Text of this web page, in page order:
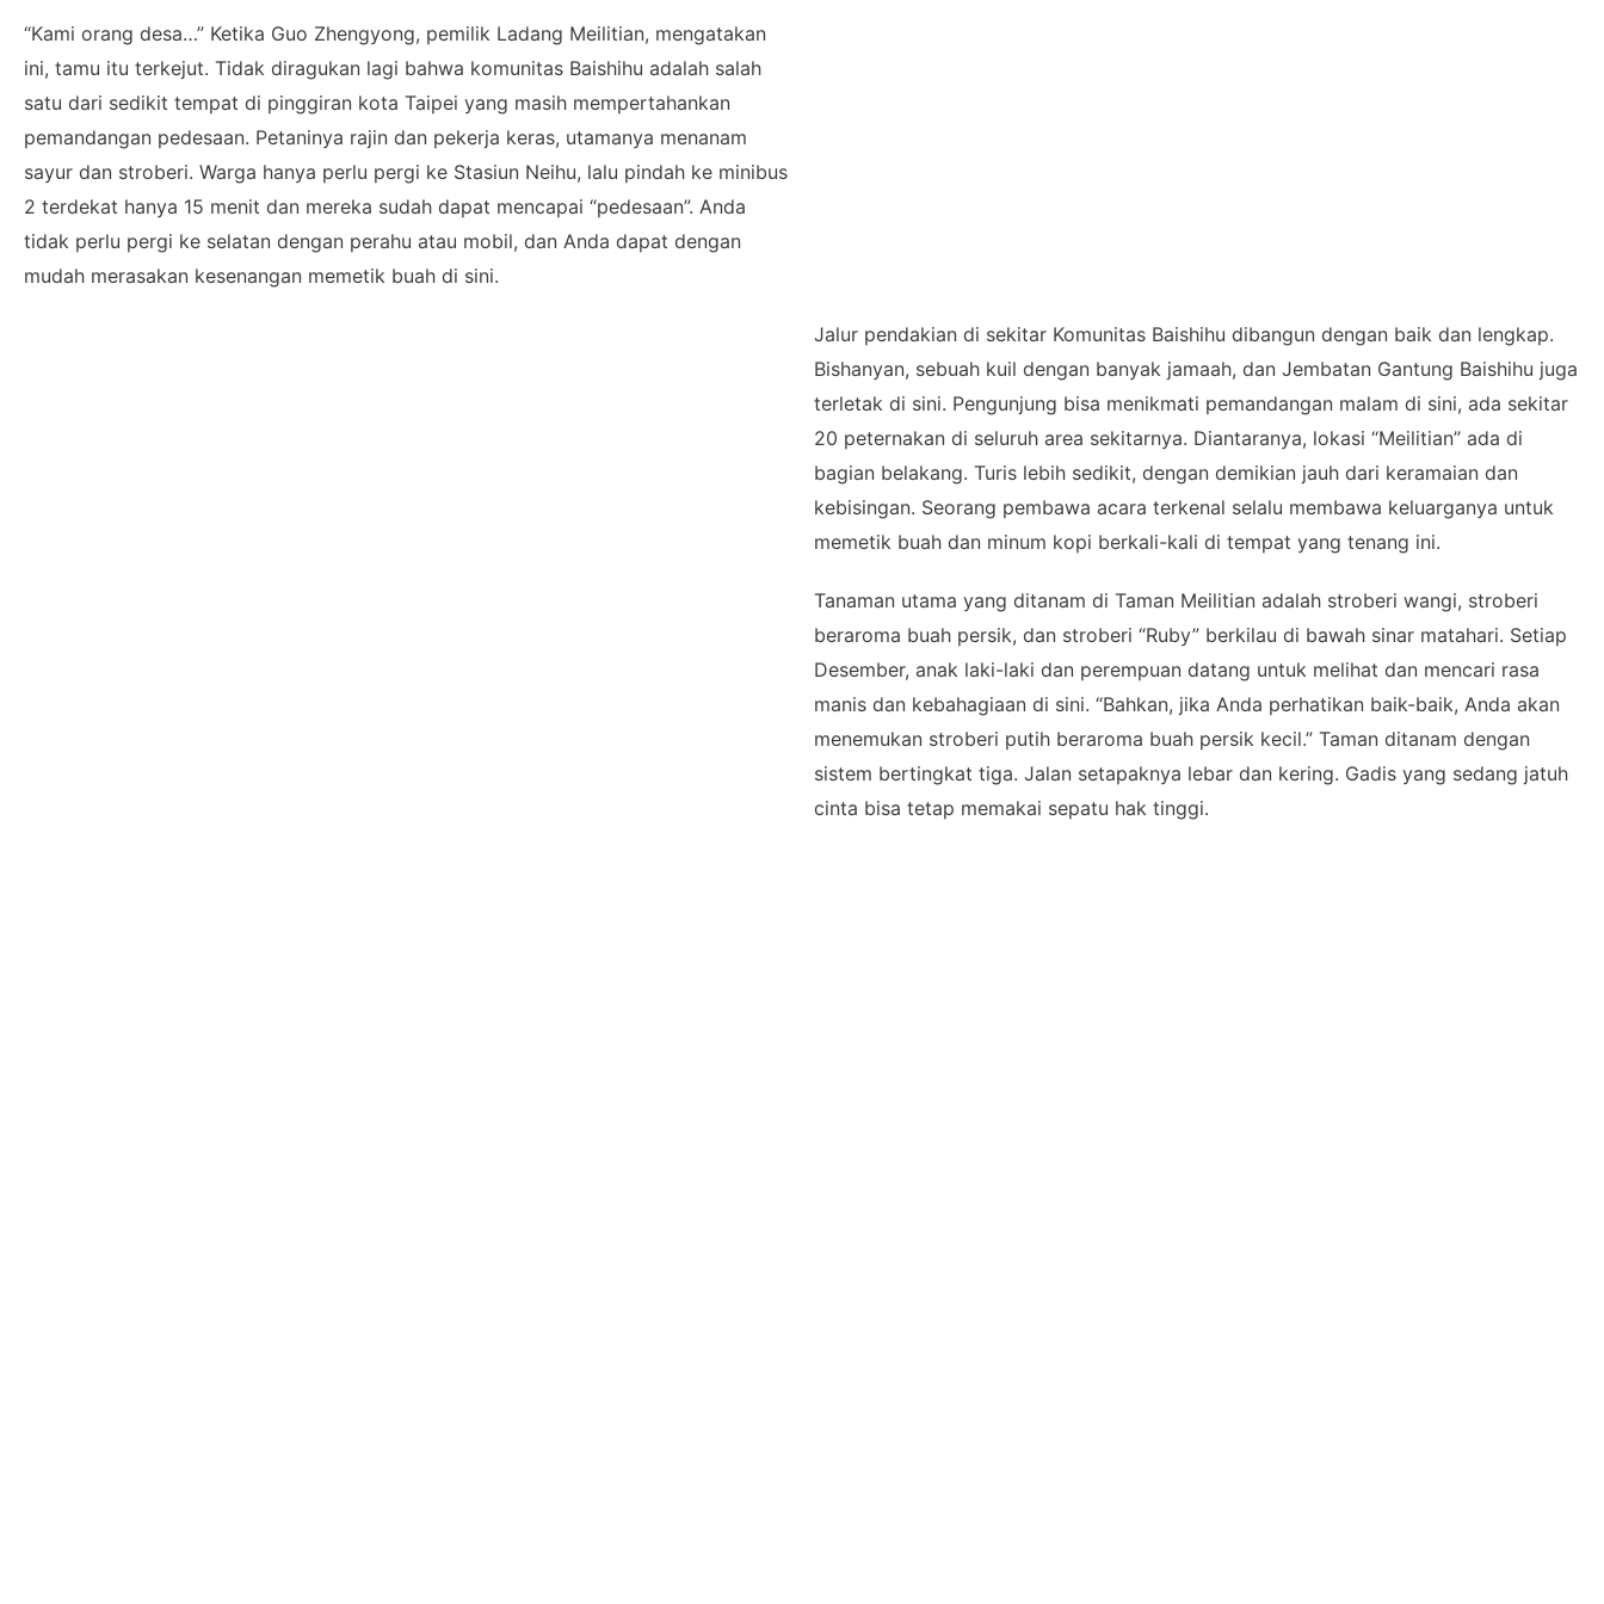
“Kami orang desa…” Ketika Guo Zhengyong, pemilik Ladang Meilitian, mengatakan
ini, tamu itu terkejut. Tidak diragukan lagi bahwa komunitas Baishihu adalah salah
satu dari sedikit tempat di pinggiran kota Taipei yang masih mempertahankan
pemandangan pedesaan. Petaninya rajin dan pekerja keras, utamanya menanam
sayur dan stroberi. Warga hanya perlu pergi ke Stasiun Neihu, lalu pindah ke minibus
2 terdekat hanya 15 menit dan mereka sudah dapat mencapai “pedesaan”. Anda
tidak perlu pergi ke selatan dengan perahu atau mobil, dan Anda dapat dengan
mudah merasakan kesenangan memetik buah di sini.
Jalur pendakian di sekitar Komunitas Baishihu dibangun dengan baik dan lengkap.
Bishanyan, sebuah kuil dengan banyak jamaah, dan Jembatan Gantung Baishihu juga
terletak di sini. Pengunjung bisa menikmati pemandangan malam di sini, ada sekitar
20 peternakan di seluruh area sekitarnya. Diantaranya, lokasi “Meilitian” ada di
bagian belakang. Turis lebih sedikit, dengan demikian jauh dari keramaian dan
kebisingan. Seorang pembawa acara terkenal selalu membawa keluarganya untuk
memetik buah dan minum kopi berkali-kali di tempat yang tenang ini.
Tanaman utama yang ditanam di Taman Meilitian adalah stroberi wangi, stroberi
beraroma buah persik, dan stroberi “Ruby” berkilau di bawah sinar matahari. Setiap
Desember, anak laki-laki dan perempuan datang untuk melihat dan mencari rasa
manis dan kebahagiaan di sini. “Bahkan, jika Anda perhatikan baik-baik, Anda akan
menemukan stroberi putih beraroma buah persik kecil.” Taman ditanam dengan
sistem bertingkat tiga. Jalan setapaknya lebar dan kering. Gadis yang sedang jatuh
cinta bisa tetap memakai sepatu hak tinggi.